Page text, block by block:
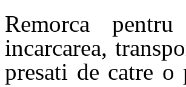
Remorca
incarcarea,
presati de catre o